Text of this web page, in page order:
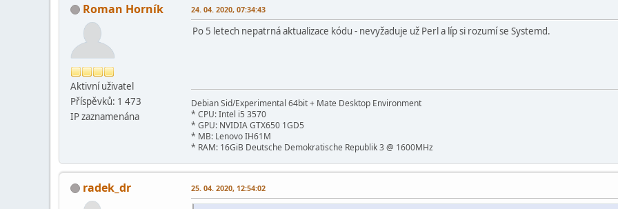
Roman Horník
Aktivní­ uživatel
Příspěvků: 1 473
IP zaznamenána
24. 04. 2020, 07:34:43
Po 5 letech nepatrná aktualizace kódu - nevyžaduje už Perl a líp si rozumí se Systemd.
Debian Sid/Experimental 64bit + Mate Desktop Environment
* CPU: Intel i5 3570
* GPU: NVIDIA GTX650 1GD5
* MB: Lenovo IH61M
* RAM: 16GiB Deutsche Demokratische Republik 3 @ 1600MHz
radek_dr 25. 04. 2020, 12:54:02